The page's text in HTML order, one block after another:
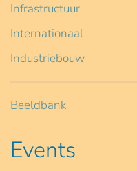
Infrastructuur
Internationaal
Industriebouw
Beeldbank
Events